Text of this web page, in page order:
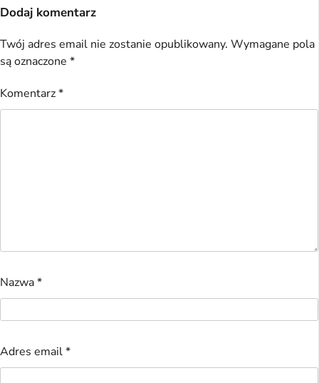
Dodaj komentarz
Twój adres email nie zostanie opublikowany. Wymagane pola
są oznaczone *
Komentarz*
Nazwa*
Adres email*